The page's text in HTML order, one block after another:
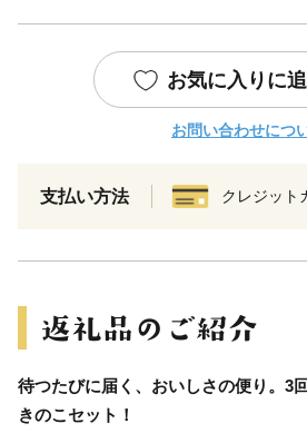
お気に入りに
お問い合わせにつ
支払い方法 クレジット
待つたびに届く、おいしさの便り。3
きのこセット！